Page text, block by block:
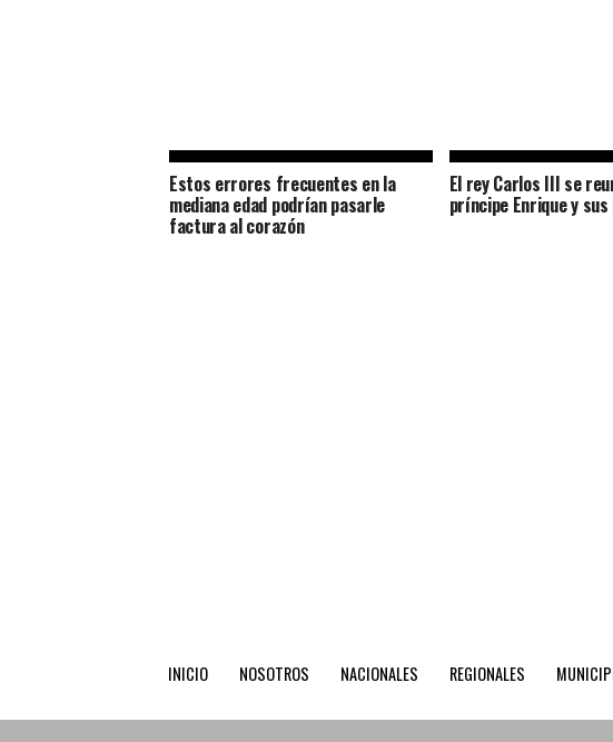
Estos errores frecuentes en la
mediana edad podrían pasarle
factura al corazón
El rey Carlos III se
príncipe Enrique y
INICIO NOSOTROS NACIONALES REGIONALES